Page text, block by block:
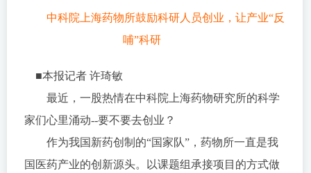
中科院上海药物所鼓励科研人员创业，让产业“反
哺”科研
■本报记者 许琦敏
最近，一股热情在中科院上海药物研究所的科学
家们心里涌动--要不要去创业？
作为我国新药创制的“国家队”，药物所一直是我
国医药产业的创新源头。以课题组承接项目的方式做